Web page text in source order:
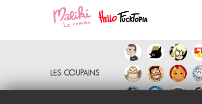
LES COUPAINS